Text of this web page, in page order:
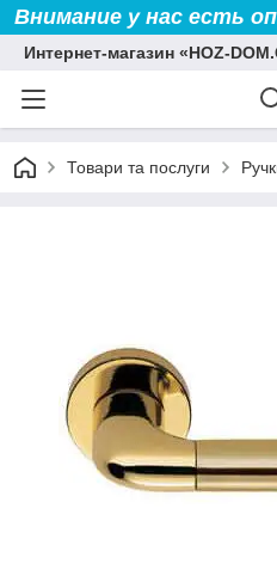
Внимание у нас есть
Интернет-магазин «HOZ-
Товари та послуги